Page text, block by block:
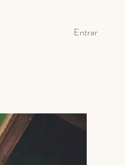
Entrar